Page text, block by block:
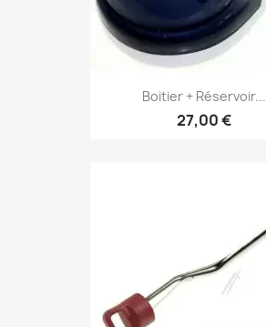
Boitier + Réservoir...
27,00 €